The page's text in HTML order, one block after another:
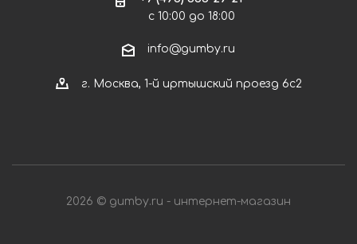
с 10:00 до 18:00
info@gumby.ru
г. Москва, 1-й иртышский проезд 6с2
2026 © gumby.ru - интернет-магазин